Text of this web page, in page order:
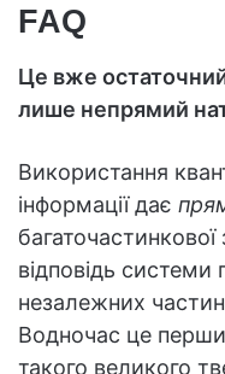
FAQ
Це вже
лише непрямий
Використання
інформації дає
відповідь
незалежних
Водночас це
такого великого